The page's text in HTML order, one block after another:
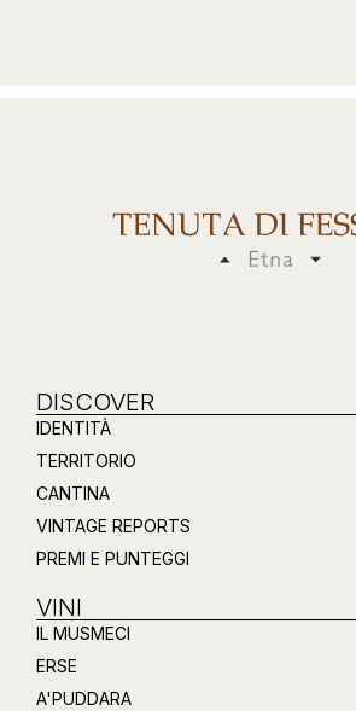
DISCOVER
IDENTITÀ
TERRITORIO
CANTINA
VINTAGE REPORTS
PREMI E PUNTEGGI
VINI
IL MUSMECI
ERSE
A'PUDDARA